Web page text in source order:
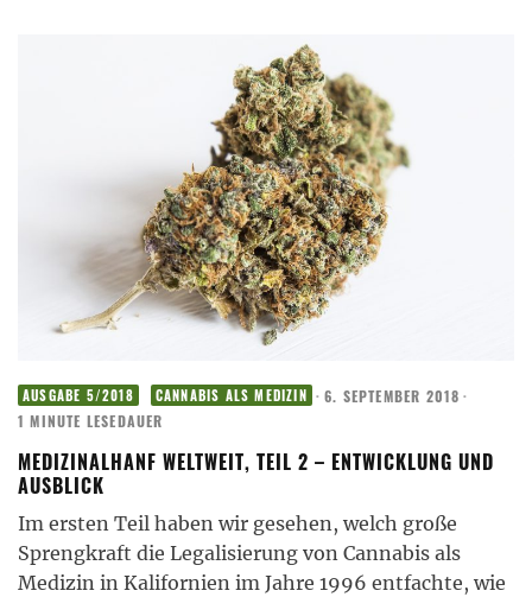
AUSGABE 5/2018 CANNABIS ALS MEDIZIN · 6. SEPTEMBER 2018 ·
1 MINUTE LESEDAUER
MEDIZINALHANF WELTWEIT, TEIL 2 – ENTWICKLUNG UND
AUSBLICK
Im ersten Teil haben wir gesehen, welch große
Sprengkraft die Legalisierung von Cannabis als
Medizin in Kalifornien im Jahre 1996 entfachte, wie